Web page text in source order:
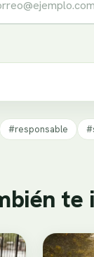
#responsable
te